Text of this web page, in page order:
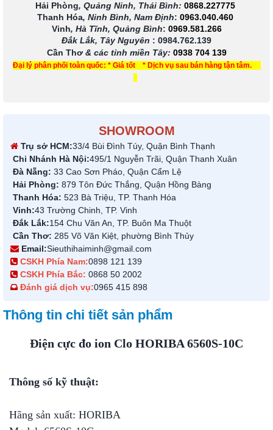
Hải Phòng, Quảng Ninh, Thái Bình: 0868.227775
Thanh Hóa, Ninh Bình, Nam Định: 0963.040.460
Vinh, Hà Tĩnh, Quảng Bình: 0969.581.266
Đắk Lắk, Tây Nguyên : 0984.762.139
Cần Thơ & các tỉnh miền Tây: 0938 704 139
Đại lý phân phối toàn quốc: * Giá tốt * Dịch vụ sau bán hàng tận tâm.
SHOWROOM
Trụ sở HCM:33/4 Bùi Đình Túy, Quận Bình Thạnh
Chi Nhánh Hà Nội:495/1 Nguyễn Trãi, Quận Thanh Xuân
Đà Nẵng: 33 Cao Sơn Pháo, Quận Cẩm Lệ
Hải Phòng: 879 Tôn Đức Thắng, Quận Hồng Bàng
Thanh Hóa: 523 Bà Triệu, TP. Thanh Hóa
Vinh:43 Trường Chinh, TP. Vinh
Đắk Lắk:154 Chu Văn An, TP. Buôn Ma Thuột
Cần Thơ: 285 Võ Văn Kiệt, phường Bình Thủy
Email:Sieuthihaiminh@gmail.com
CSKH Phía Nam:0898 121 139
CSKH Phía Bắc: 0868 50 2002
Đánh giá dịch vụ:0965 415 898
Thông tin chi tiết sản phẩm
Điện cực đo ion Clo HORIBA 6560S-10C
Thông số kỹ thuật:
Hãng sản xuất: HORIBA